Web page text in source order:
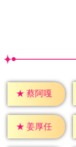
★ 蔡阿嘎
★ 姜厚任